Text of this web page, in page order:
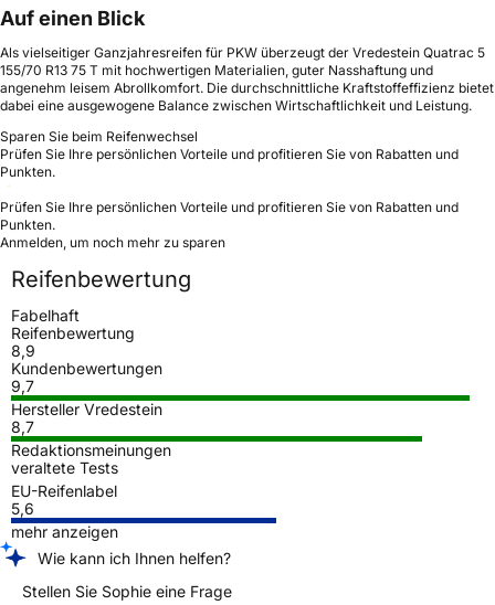
Auf einen Blick
Als vielseitiger Ganzjahresreifen für PKW überzeugt der Vredestein Quatrac 5
155/70 R13 75 T mit hochwertigen Materialien, guter Nasshaftung und
angenehm leisem Abrollkomfort. Die durchschnittliche Kraftstoffeffizienz bietet
dabei eine ausgewogene Balance zwischen Wirtschaftlichkeit und Leistung.
Sparen Sie beim Reifenwechsel
Prüfen Sie Ihre persönlichen Vorteile und profitieren Sie von Rabatten und
Punkten.
Prüfen Sie Ihre persönlichen Vorteile und profitieren Sie von Rabatten und
Punkten.
Anmelden, um noch mehr zu sparen
Reifenbewertung
Fabelhaft
Reifenbewertung
8,9
Kundenbewertungen
9,7
Hersteller Vredestein
8,7
Redaktionsmeinungen
veraltete Tests
EU-Reifenlabel
5,6
mehr anzeigen
Wie kann ich Ihnen helfen?
Stellen Sie Sophie eine Frage